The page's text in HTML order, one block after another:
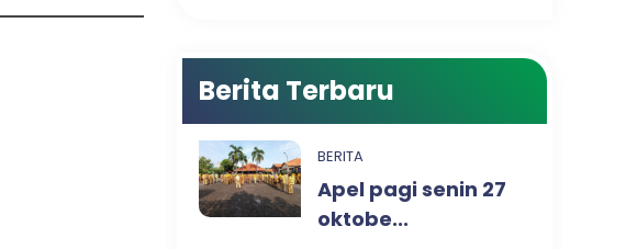
Berita Terbaru
BERITA
Apel pagi senin 27
oktobe...